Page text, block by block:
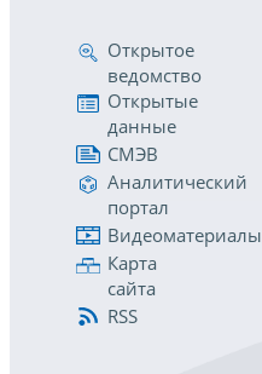
Открытое
ведомство
Открытые
данные
СМЭВ
Аналитический
портал
Видеоматериалы
Карта
сайта
RSS